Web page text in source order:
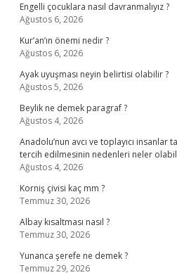
Engelli çocuklara nasıl davranmalıyız ?
Ağustos 6, 2026
Kur’an’ın önemi nedir ?
Ağustos 6, 2026
Ayak uyuşması neyin belirtisi olabilir ?
Ağustos 5, 2026
Beylik ne demek paragraf ?
Ağustos 4, 2026
Anadolu’nun avcı ve toplayıcı
tercih edilmesinin nedenleri neler
Ağustos 4, 2026
Korniş çivisi kaç mm ?
Temmuz 30, 2026
Albay kısaltması nasıl ?
Temmuz 30, 2026
Yunanca şerefe ne demek ?
Temmuz 29, 2026